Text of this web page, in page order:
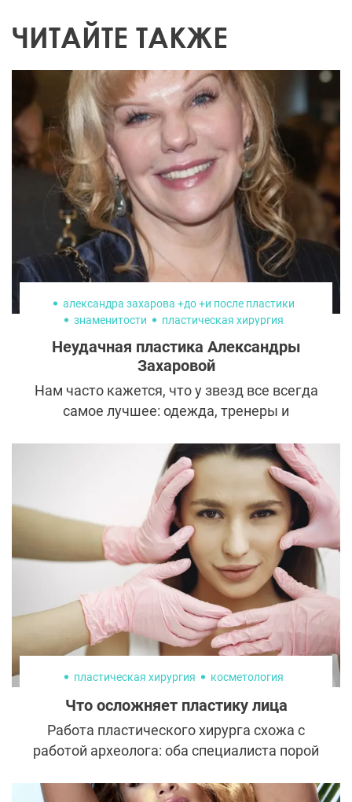
ЧИТАЙТЕ ТАКЖЕ
александра захарова +до +и после пластики
знаменитости
пластическая хирургия
Неудачная пластика Александры
Захаровой
Нам часто кажется, что у звезд все всегда
самое лучшее: одежда, тренеры и
даже знаменитости не застрахованы от
врачебных ошибок. Пример тому —
известная актриса театра и кино
Александра Захарова. Женщине сделали
неудачную подтяжку лицу, которая сильно
повлияла на всю ее дальнейшую жизнь.
пластическая хирургия косметология
Что осложняет пластику лица
Работа пластического хирурга схожа с
работой археолога: оба специалиста порой
Следы каких вмешательств выявляет